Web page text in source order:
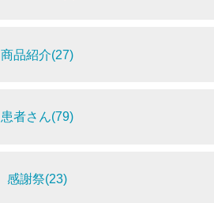
商品紹介(27)
患者さん(79)
感謝祭(23)